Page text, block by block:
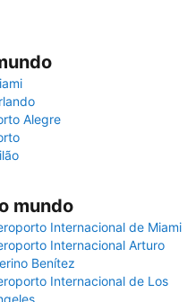
Alegre
mundo
Internacional de Miami
Internacional Arturo
Benítez
Internacional de Los